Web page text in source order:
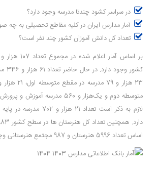
در سراسر کشود چندتا مدرسه وجود دارد؟
آمار مدارس ایران در کلیه مقاطع تحصیلی به چه
تعداد کل دانش آموزان کشور چند نفر است؟
متوسطه دوم و یک‌هزار و 560 مدرسه
لازم به ذکر است تعداد 21
اساس تعداد 5996 هنرستان و 987 مجتمع هنرستانی وجود دارد.